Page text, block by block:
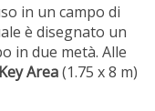
in un campo di
è disegnato un
in due metà. Alle
Key Area(1.75 x 8 m)